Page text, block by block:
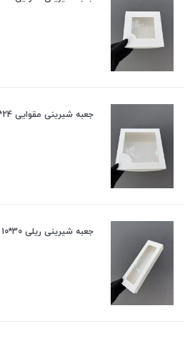
جعبه شیرینی مقوایی 24*24 سانت ارتفاع 7 سفید
جعبه شیرینی ریلی 30*10 ارتفاع 5